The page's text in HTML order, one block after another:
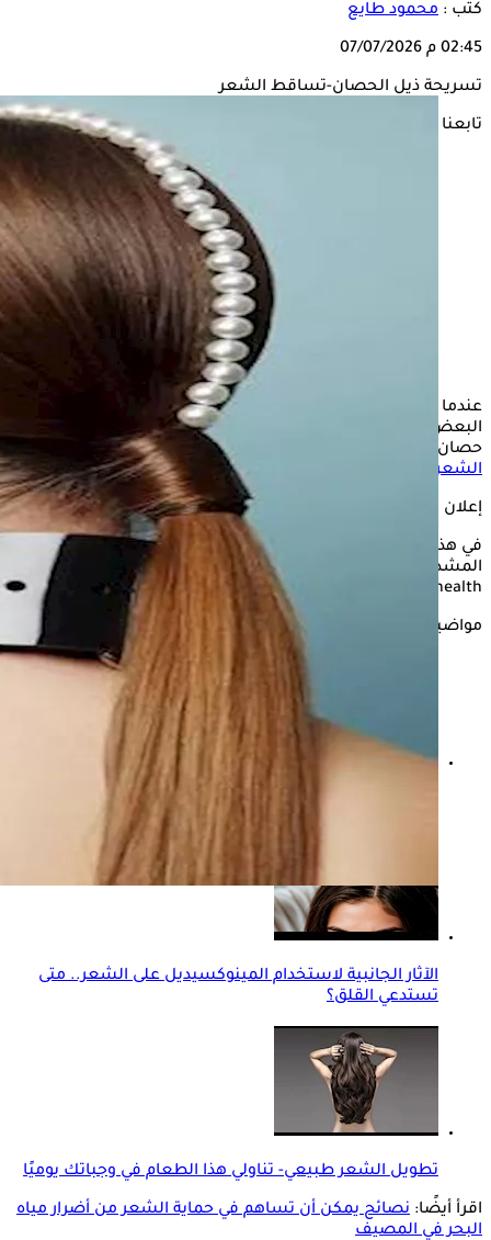
كتب : محمود طايع
02:45 م 07/07/2026
تسريحة ذيل الحصان-تساقط الشعر
تابعنا على
عندما يتعلق الأمر بتصفيف الشعر، تختلف الأذواق، فبينما يفضل
البعض ترك شعرهم منسدلاً، يفضل آخرون ربطه على شكل ذيل
حصان مشدود، فهل
تسريحة ذيل الحصان
المشدود مفيدة لصحة
الشعر
إعلان
في هذه السطور يستعرض "الكونسلتو" تسريحة ذيل الحصان
المشدود مفيدة لصحة الشعر أم ضارة؟- وذلك وفقًا لما جاء بموقع
only my health.
مواضيع ذات صلة
شعرك في الصيف محتاج عناية خاصة.. نصائح للحفاظ عليه
الآثار الجانبية لاستخدام المينوكسيديل على الشعر.. متى
تستدعي القلق؟
تطويل الشعر طبيعي- تناولي هذا الطعام في وجباتك يوميًا
اقرأ أيضًا: نصائح يمكن أن تساهم في حماية الشعر من أضرار مياه
البحر في المصيف